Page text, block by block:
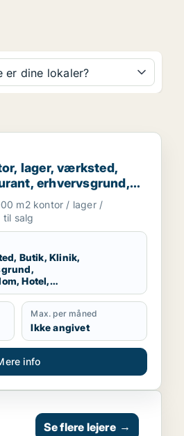
er dine lokaler?
lager, værksted, butik, klinik,
lager, værksted,
erhvervsgrund,
hotel eller
til salg i Region
m2 kontor / lager /
salg
Butik, Klinik,
Hotel,
Max. per måned
Ikke angivet
info
Se flere lejere →